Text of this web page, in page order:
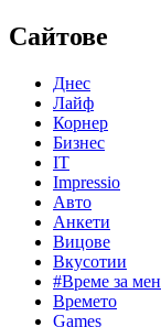
Сайтове
Днес
Лайф
Корнер
Бизнес
IT
Impressio
Авто
Анкети
Вицове
Вкусотии
#Време за мен
Времето
Games